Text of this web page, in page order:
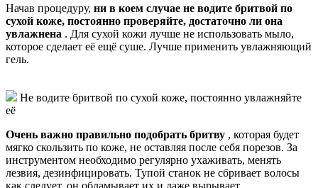
Начав процедуру, ни в коем случае не водите бритвой по
сухой коже, постоянно проверяйте, достаточно ли она
увлажнена . Для сухой кожи лучше не использовать мыло,
которое сделает её ещё суше. Лучше применить увлажняющий
гель.
Не водите бритвой по сухой коже, постоянно увлажняйте
её
Очень важно правильно подобрать бритву , которая будет
мягко скользить по коже, не оставляя после себя порезов. За
инструментом необходимо регулярно ухаживать, менять
лезвия, дезинфицировать. Тупой станок не сбривает волосы
как следует, он обламывает их и даже вырывает.